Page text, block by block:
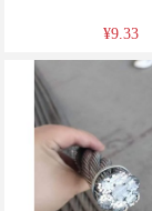
¥9.33